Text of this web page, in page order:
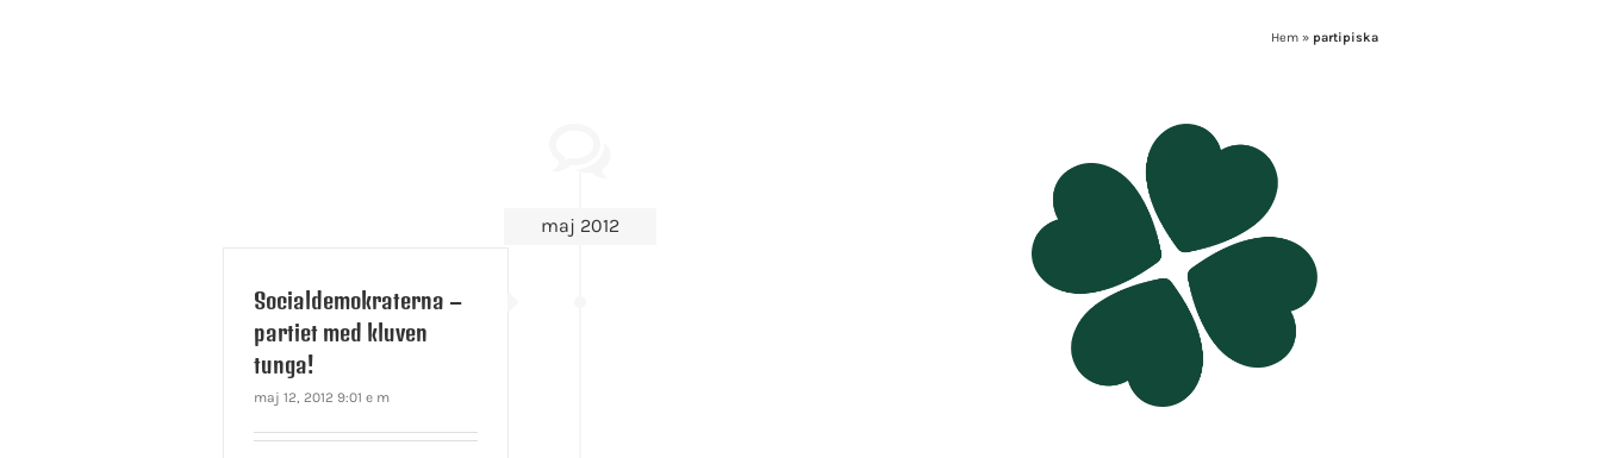
Hem » partipiska
maj 2012
Socialdemokraterna –
partiet med kluven
tunga!
maj 12, 2012 9:01 e m